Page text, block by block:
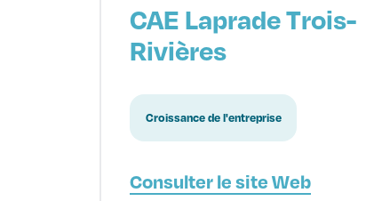
CAE Laprade Trois-
Rivières
Croissance de l'entreprise
Consulter le site Web